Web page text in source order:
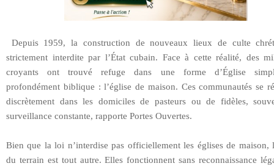
Depuis 1959, la construction de nouveaux lieux de culte
strictement interdite par l’État cubain. Face à cette réalité, des
croyants ont trouvé refuge dans une forme d’Église
profondément biblique : l’église de maison. Ces communautés se
discrètement dans les domiciles de pasteurs ou de fidèles,
surveillance constante, rapporte Portes Ouvertes.
Bien que la loi n’interdise pas officiellement les églises de maison,
du terrain est tout autre. Elles fonctionnent sans reconnaissance